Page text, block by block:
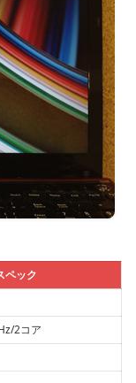
ペック
2コア